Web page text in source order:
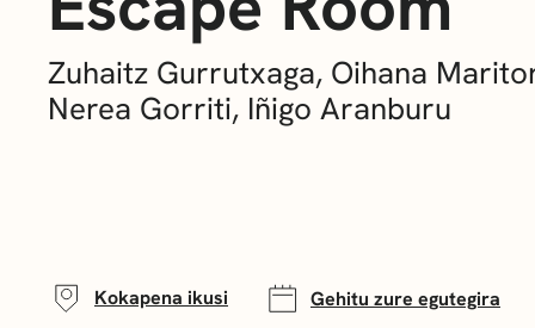
Zuhaitz Gurrutxaga, Oihana
Nerea Gorriti, Iñigo Aranburu
Kokapena ikusi Gehitu zure egutegira